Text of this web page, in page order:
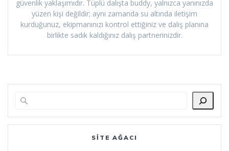
güvenlik yaklaşımıdır. Tüplü dalışta buddy, yalnızca yanınızda
yüzen kişi değildir; aynı zamanda su altında iletişim
kurduğunuz, ekipmanınızı kontrol ettiğiniz ve dalış planına
birlikte sadık kaldığınız dalış partnerinizdir.
SITE AĞACI